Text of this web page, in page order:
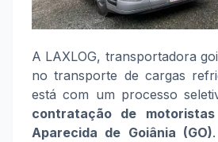
A LAXLOG, transportadora
no transporte de cargas
está com um processo
contratação de
Aparecida de Goiânia (GO)